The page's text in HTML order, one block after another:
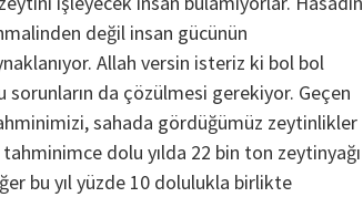
değil insan gücünün
Allah versin isteriz ki bol bol
da çözülmesi gerekiyor. Geçen
sahada gördüğümüz zeytinlikler
dolu yılda 22 bin ton zeytinyağı
bu yıl yüzde 10 dolulukla birlikte